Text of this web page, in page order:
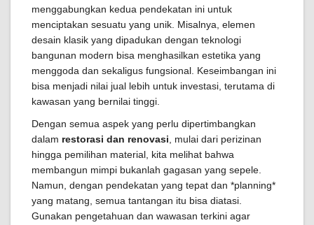
menggabungkan kedua pendekatan ini untuk
menciptakan sesuatu yang unik. Misalnya, elemen
desain klasik yang dipadukan dengan teknologi
bangunan modern bisa menghasilkan estetika yang
menggoda dan sekaligus fungsional. Keseimbangan ini
bisa menjadi nilai jual lebih untuk investasi, terutama di
kawasan yang bernilai tinggi.
Dengan semua aspek yang perlu dipertimbangkan
dalam restorasi dan renovasi , mulai dari perizinan
hingga pemilihan material, kita melihat bahwa
membangun mimpi bukanlah gagasan yang sepele.
Namun, dengan pendekatan yang tepat dan *planning*
yang matang, semua tantangan itu bisa diatasi.
Gunakan pengetahuan dan wawasan terkini agar